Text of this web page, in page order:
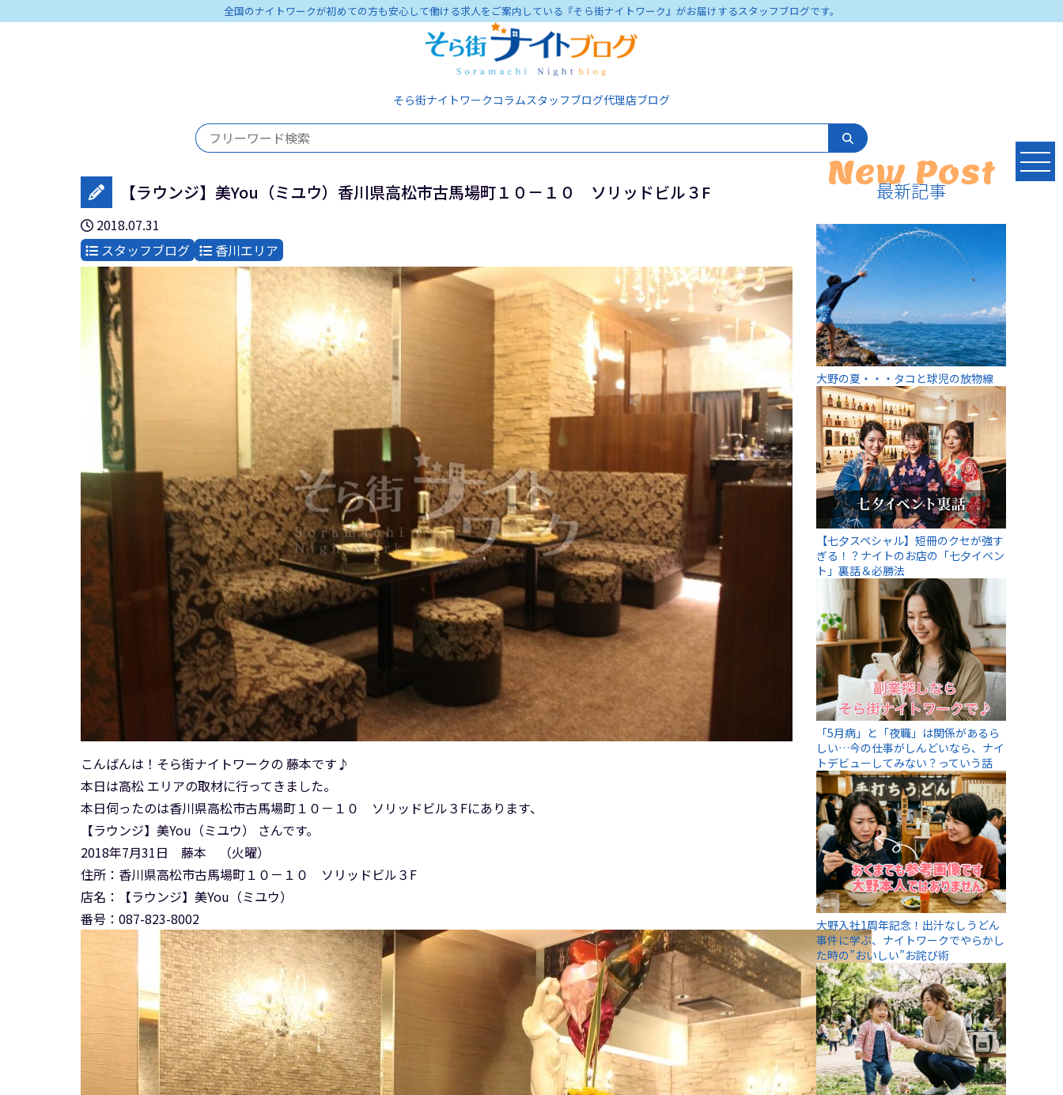
全国のナイトワークが初めての方も安心して働ける求人をご案内している『そら街ナイトワーク』がお届けするスタッフブログです。
そら街ナイトワークコラムスタッフブログ代理店ブログ
【ラウンジ】美You（ミユウ）香川県高松市古馬場町１０－１０ ソリッドビル３F
2018.07.31
スタッフブログ
香川エリア
こんばんは！そら街ナイトワークの 藤本です♪
本日は高松 エリアの取材に行ってきました。
本日伺ったのは香川県高松市古馬場町１０－１０ ソリッドビル３Fにあります、
【ラウンジ】美You（ミユウ） さんです。
2018年7月31日 藤本 （火曜）
住所：香川県高松市古馬場町１０－１０ ソリッドビル３F
店名：【ラウンジ】美You（ミユウ）
番号：087-823-8002
New Post
最新記事
大野の夏・・・タコと球児の放物線
【七夕スペシャル】短冊のクセが強す
ぎる！？ナイトのお店の「七夕イベン
ト」裏話＆必勝法
「5月病」と「夜職」は関係があるら
しい…今の仕事がしんどいなら、ナイ
トデビューしてみない？っていう話
大野入社1周年記念！出汁なしうどん
事件に学ぶ、ナイトワークでやらかし
た時の”おいしい”お詫び術